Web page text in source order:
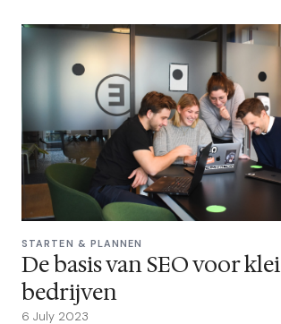
STARTEN & PLANNEN
De basis van SEO voor
bedrijven
6 July 2023